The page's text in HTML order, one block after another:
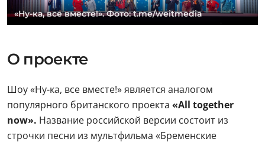
«Ну-ка, все вместе!». Фото: t.me/weitmedia
О проекте
Шоу «Ну-ка, все вместе!» является аналогом
популярного британского проекта «All together
now». Название российской версии состоит из
строчки песни из мультфильма «Бременские